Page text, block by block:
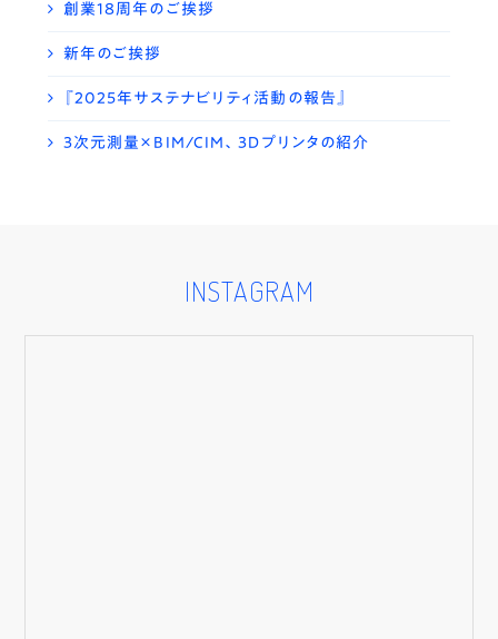
創業18周年のご挨拶
新年のご挨拶
『2025年サステナビリティ活動の報告』
3次元測量×BIM/CIM、3Dプリンタの紹介
INSTAGRAM